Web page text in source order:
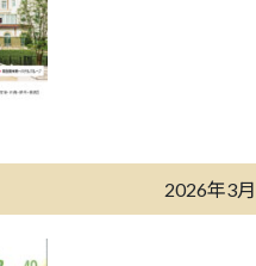
2026年3